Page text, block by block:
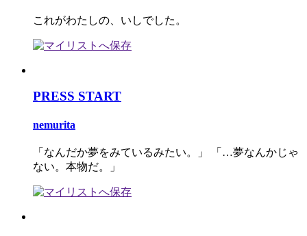
これがわたしの、いしでした。
PRESS START
nemurita
「なんだか夢をみているみたい。」 「…夢なんかじゃ
ない。本物だ。」